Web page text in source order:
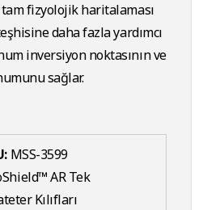
fizyolojik haritalaması
daha fazla yardımcı
inversiyon noktasının ve
sağlar.
MSS-3599
AR Tek
Kılıfları